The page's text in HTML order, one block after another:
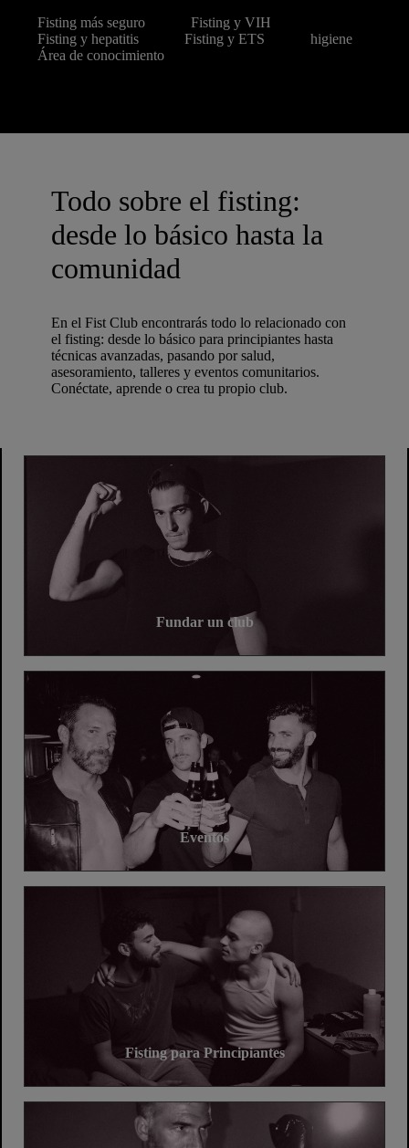
Fisting más seguro
Fisting y VIH
Fisting y hepatitis
Fisting y ETS
higiene
Área de conocimiento
Todo sobre el fisting:
desde lo básico hasta la
comunidad
En el Fist Club encontrarás todo lo relacionado con
el fisting: desde lo básico para principiantes hasta
técnicas avanzadas, pasando por salud,
asesoramiento, talleres y eventos comunitarios.
Conéctate, aprende o crea tu propio club.
Fundar un club
Eventos
Fisting para Principiantes